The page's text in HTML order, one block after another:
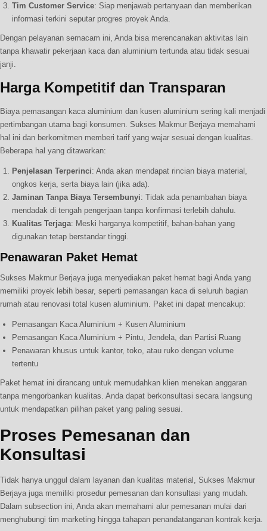
Tim Customer Service: Siap menjawab pertanyaan dan memberikan
informasi terkini seputar progres proyek Anda.
Dengan pelayanan semacam ini, Anda bisa merencanakan aktivitas lain
tanpa khawatir pekerjaan kaca dan aluminium tertunda atau tidak sesuai
janji.
Harga Kompetitif dan Transparan
Biaya pemasangan kaca aluminium dan kusen aluminium sering kali menjadi
pertimbangan utama bagi konsumen. Sukses Makmur Berjaya memahami
hal ini dan berkomitmen memberi tarif yang wajar sesuai dengan kualitas.
Beberapa hal yang ditawarkan:
Penjelasan Terperinci: Anda akan mendapat rincian biaya material,
ongkos kerja, serta biaya lain (jika ada).
Jaminan Tanpa Biaya Tersembunyi: Tidak ada penambahan biaya
mendadak di tengah pengerjaan tanpa konfirmasi terlebih dahulu.
Kualitas Terjaga: Meski harganya kompetitif, bahan-bahan yang
digunakan tetap berstandar tinggi.
Penawaran Paket Hemat
Sukses Makmur Berjaya juga menyediakan paket hemat bagi Anda yang
memiliki proyek lebih besar, seperti pemasangan kaca di seluruh bagian
rumah atau renovasi total kusen aluminium. Paket ini dapat mencakup:
Pemasangan Kaca Aluminium + Kusen Aluminium
Pemasangan Kaca Aluminium + Pintu, Jendela, dan Partisi Ruang
Penawaran khusus untuk kantor, toko, atau ruko dengan volume
tertentu
Paket hemat ini dirancang untuk memudahkan klien menekan anggaran
tanpa mengorbankan kualitas. Anda dapat berkonsultasi secara langsung
untuk mendapatkan pilihan paket yang paling sesuai.
Proses Pemesanan dan
Konsultasi
Tidak hanya unggul dalam layanan dan kualitas material, Sukses Makmur
Berjaya juga memiliki prosedur pemesanan dan konsultasi yang mudah.
Dalam subsection ini, Anda akan memahami alur pemesanan mulai dari
menghubungi tim marketing hingga tahapan penandatanganan kontrak kerja.